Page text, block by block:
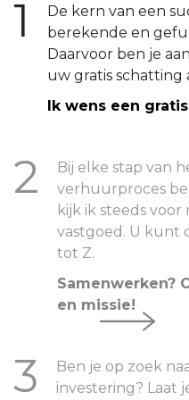
1
De kern van een
berekende en
Daarvoor ben je
uw gratis schatting
Ik wens een
2
Bij elke stap van
verhuurproces
kijk ik steeds
vastgoed. U kunt
tot Z.
Samenwerken?
en missie!
3
Ben je op zoek
investering? Laat